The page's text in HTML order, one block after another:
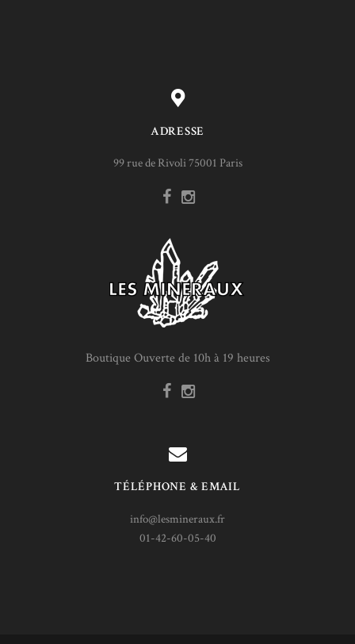
ADRESSE
99 rue de Rivoli 75001 Paris
Boutique Ouverte de 10h à 19 heures
TÉLÉPHONE & EMAIL
info@lesmineraux.fr
01-42-60-05-40